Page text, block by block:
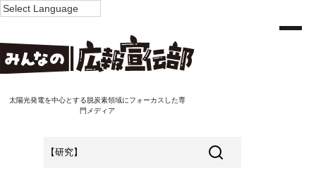
太陽光発電を中心とする脱炭素領域にフォーカスした専
門メディア